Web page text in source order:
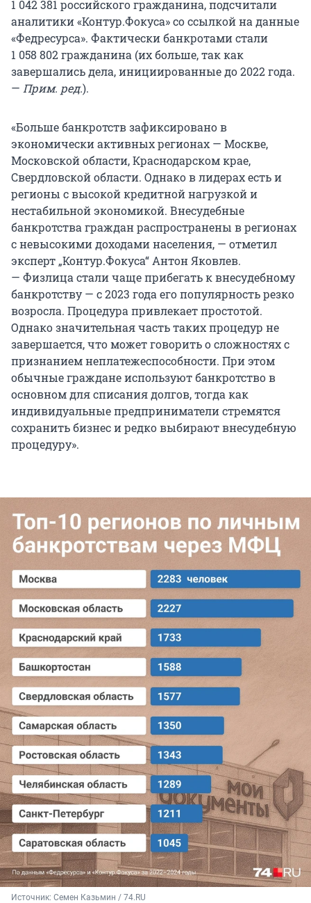
1 042 381 российского гражданина, подсчитали
аналитики «Контур.Фокуса» со ссылкой на данные
«Федресурса». Фактически банкротами стали
1 058 802 гражданина (их больше, так как
завершались дела, инициированные до 2022 года.
— Прим. ред.).
«Больше банкротств зафиксировано в
экономически активных регионах — Москве,
Московской области, Краснодарском крае,
Свердловской области. Однако в лидерах есть и
регионы с высокой кредитной нагрузкой и
нестабильной экономикой. Внесудебные
банкротства граждан распространены в регионах
с невысокими доходами населения, — отметил
эксперт „Контур.Фокуса“ Антон Яковлев.
— Физлица стали чаще прибегать к внесудебному
банкротству — с 2023 года его популярность резко
возросла. Процедура привлекает простотой.
Однако значительная часть таких процедур не
завершается, что может говорить о сложностях с
признанием неплатежеспособности. При этом
обычные граждане используют банкротство в
основном для списания долгов, тогда как
индивидуальные предприниматели стремятся
сохранить бизнес и редко выбирают внесудебную
процедуру».
Источник: Семен Казьмин / 74.RU